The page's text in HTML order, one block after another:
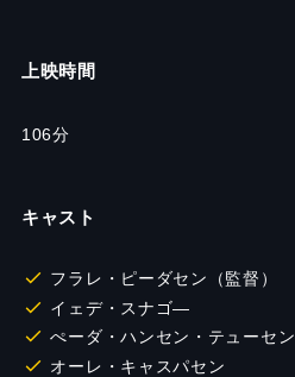
上映時間
106分
キャスト
フラレ・ピーダセン（監督）
イェデ・スナゴ―
ぺーダ・ハンセン・テューセン
オーレ・キャスパセン